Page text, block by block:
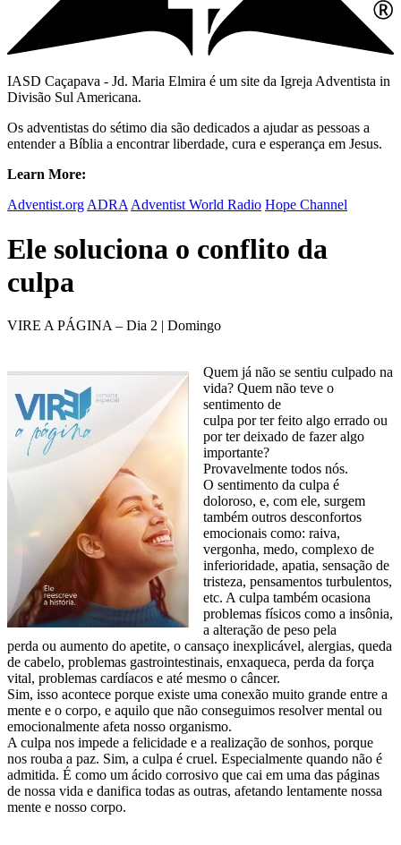
IASD Caçapava - Jd. Maria Elmira é um site da Igreja Adventista in
Divisão Sul Americana.
Os adventistas do sétimo dia são dedicados a ajudar as pessoas a
entender a Bíblia a encontrar liberdade, cura e esperança em Jesus.
Learn More:
Adventist.org ADRA Adventist World Radio Hope Channel
Ele soluciona o conflito da
culpa
VIRE A PÁGINA – Dia 2 | Domingo
Quem já não se sentiu culpado na
vida? Quem não teve o
sentimento de
culpa por ter feito algo errado ou
por ter deixado de fazer algo
importante?
Provavelmente todos nós.
O sentimento da culpa é
doloroso, e, com ele, surgem
também outros desconfortos
emocionais como: raiva,
vergonha, medo, complexo de
inferioridade, apatia, sensação de
tristeza, pensamentos turbulentos,
etc. A culpa também ocasiona
problemas físicos como a insônia,
a alteração de peso pela
perda ou aumento do apetite, o cansaço inexplicável, alergias, queda
de cabelo, problemas gastrointestinais, enxaqueca, perda da força
vital, problemas cardíacos e até mesmo o câncer.
Sim, isso acontece porque existe uma conexão muito grande entre a
mente e o corpo, e aquilo que não conseguimos resolver mental ou
emocionalmente afeta nosso organismo.
A culpa nos impede a felicidade e a realização de sonhos, porque
nos rouba a paz. Sim, a culpa é cruel. Especialmente quando não é
admitida. É como um ácido corrosivo que cai em uma das páginas
de nossa vida e danifica todas as outras, afetando lentamente nossa
mente e nosso corpo.